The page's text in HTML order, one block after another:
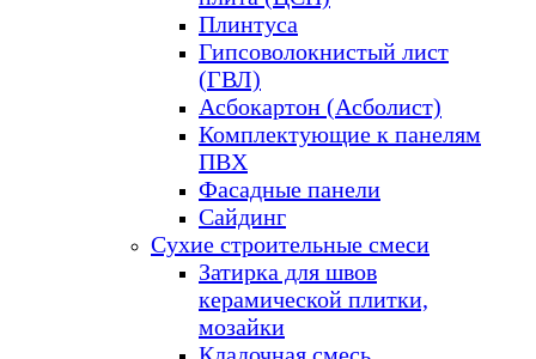
Плинтуса
Гипсоволокнистый лист
(ГВЛ)
Асбокартон (Асболист)
Комплектующие к панелям
ПВХ
Фасадные панели
Сайдинг
Сухие строительные смеси
Затирка для швов
керамической плитки,
мозайки